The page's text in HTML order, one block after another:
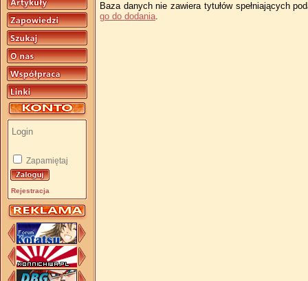
Zapamiętaj
Rejestracja
Baza danych nie zawiera tytułów spełniających
go do dodania.